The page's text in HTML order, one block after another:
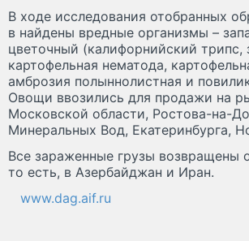
В ходе исследования отобранных
в найдены вредные организмы –
цветочный (калифорнийский трипс,
картофельная нематода,
амброзия полыннолистная и
Овощи ввозились для продажи на
Московской области, Ростова-на-
Минеральных Вод, Екатеринбурга,
Все зараженные грузы возвращены
то есть, в Азербайджан и Иран.
www.dag.aif.ru